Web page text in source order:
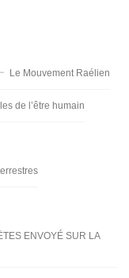
Le Mouvement Raélien
de l’être humain
ENVOYÉ SUR LA